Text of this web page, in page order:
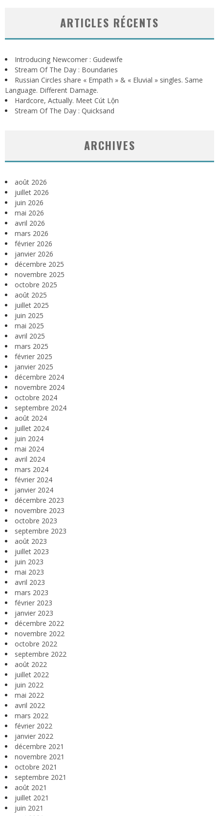
ARTICLES RÉCENTS
Introducing Newcomer : Gudewife
Stream Of The Day : Boundaries
Russian Circles share « Empath » & « Eluvial » singles. Same
Language. Different Damage.
Hardcore, Actually. Meet Cút Lộn
Stream Of The Day : Quicksand
ARCHIVES
août 2026
juillet 2026
juin 2026
mai 2026
avril 2026
mars 2026
février 2026
janvier 2026
décembre 2025
novembre 2025
octobre 2025
août 2025
juillet 2025
juin 2025
mai 2025
avril 2025
mars 2025
février 2025
janvier 2025
décembre 2024
novembre 2024
octobre 2024
septembre 2024
août 2024
juillet 2024
juin 2024
mai 2024
avril 2024
mars 2024
février 2024
janvier 2024
décembre 2023
novembre 2023
octobre 2023
septembre 2023
août 2023
juillet 2023
juin 2023
mai 2023
avril 2023
mars 2023
février 2023
janvier 2023
décembre 2022
novembre 2022
octobre 2022
septembre 2022
août 2022
juillet 2022
juin 2022
mai 2022
avril 2022
mars 2022
février 2022
janvier 2022
décembre 2021
novembre 2021
octobre 2021
septembre 2021
août 2021
juillet 2021
juin 2021